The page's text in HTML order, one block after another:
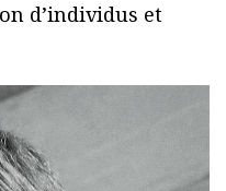
d’individus et